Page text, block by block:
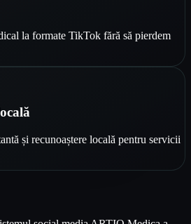
la formate TikTok fără să pierdem
și recunoaștere locală pentru servicii